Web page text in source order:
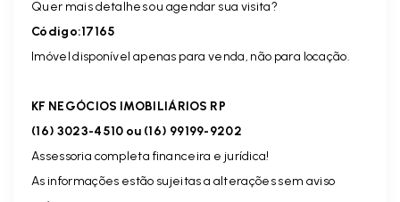
Quer mais detalhes ou agendar sua visita?
Código:17165
Imóvel disponível apenas para venda, não para locação.
KF NEGÓCIOS IMOBILIÁRIOS RP
(16) 3023-4510 ou (16) 99199-9202
Assessoria completa financeira e jurídica!
As informações estão sujeitas a alterações sem aviso